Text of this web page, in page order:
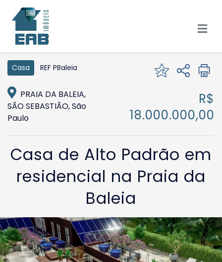
Casa REF PBaleia
PRAIA DA BALEIA,
SÃO SEBASTIÃO, São
Paulo
R$
18.000.000,00
Casa de Alto Padrão em
residencial na Praia da
Baleia